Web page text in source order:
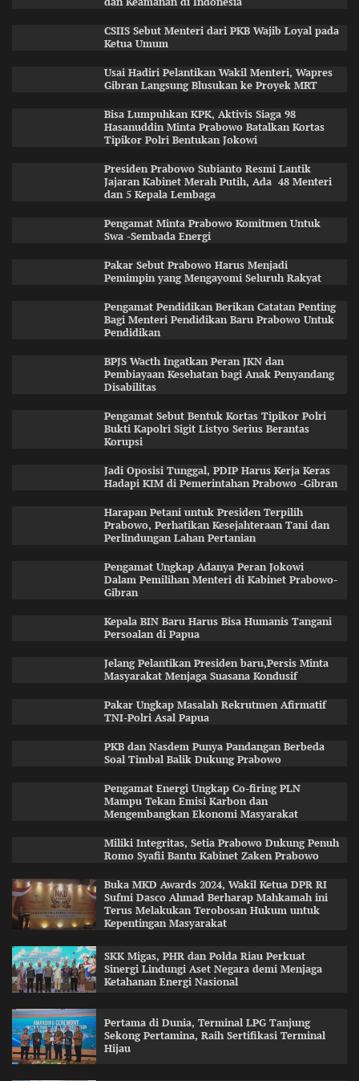
CSIIS Sebut Menteri dari PKB Wajib Loyal pada
Ketua Umum
Usai Hadiri Pelantikan Wakil Menteri, Wapres
Gibran Langsung Blusukan ke Proyek MRT
Bisa Lumpuhkan KPK, Aktivis Siaga 98
Hasanuddin Minta Prabowo Batalkan Kortas
Tipikor Polri Bentukan Jokowi
Presiden Prabowo Subianto Resmi Lantik
Jajaran Kabinet Merah Putih, Ada 48 Menteri
dan 5 Kepala Lembaga
Pengamat Minta Prabowo Komitmen Untuk
Swa -Sembada Energi
Pakar Sebut Prabowo Harus Menjadi
Pemimpin yang Mengayomi Seluruh Rakyat
Pengamat Pendidikan Berikan Catatan Penting
Bagi Menteri Pendidikan Baru Prabowo Untuk
Pendidikan
BPJS Wacth Ingatkan Peran JKN dan
Pembiayaan Kesehatan bagi Anak Penyandang
Disabilitas
Pengamat Sebut Bentuk Kortas Tipikor Polri
Bukti Kapolri Sigit Listyo Serius Berantas
Korupsi
Jadi Oposisi Tunggal, PDIP Harus Kerja Keras
Hadapi KIM di Pemerintahan Prabowo -Gibran
Harapan Petani untuk Presiden Terpilih
Prabowo, Perhatikan Kesejahteraan Tani dan
Perlindungan Lahan Pertanian
Pengamat Ungkap Adanya Peran Jokowi
Dalam Pemilihan Menteri di Kabinet Prabowo-
Gibran
Kepala BIN Baru Harus Bisa Humanis Tangani
Persoalan di Papua
Jelang Pelantikan Presiden baru,Persis Minta
Masyarakat Menjaga Suasana Kondusif
Pakar Ungkap Masalah Rekrutmen Afirmatif
TNI-Polri Asal Papua
PKB dan Nasdem Punya Pandangan Berbeda
Soal Timbal Balik Dukung Prabowo
Pengamat Energi Ungkap Co-firing PLN
Mampu Tekan Emisi Karbon dan
Mengembangkan Ekonomi Masyarakat
Miliki Integritas, Setia Prabowo Dukung Penuh
Romo Syafii Bantu Kabinet Zaken Prabowo
Buka MKD Awards 2024, Wakil Ketua DPR RI
Sufmi Dasco Ahmad Berharap Mahkamah ini
Terus Melakukan Terobosan Hukum untuk
Kepentingan Masyarakat
SKK Migas, PHR dan Polda Riau Perkuat
Sinergi Lindungi Aset Negara demi Menjaga
Ketahanan Energi Nasional
Pertama di Dunia, Terminal LPG Tanjung
Sekong Pertamina, Raih Sertifikasi Terminal
Hijau